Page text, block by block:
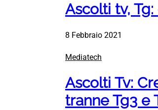
Ascolti tv,
8 Febbraio 2021
Mediatech
Ascolti Tv:
tranne Tg3 e